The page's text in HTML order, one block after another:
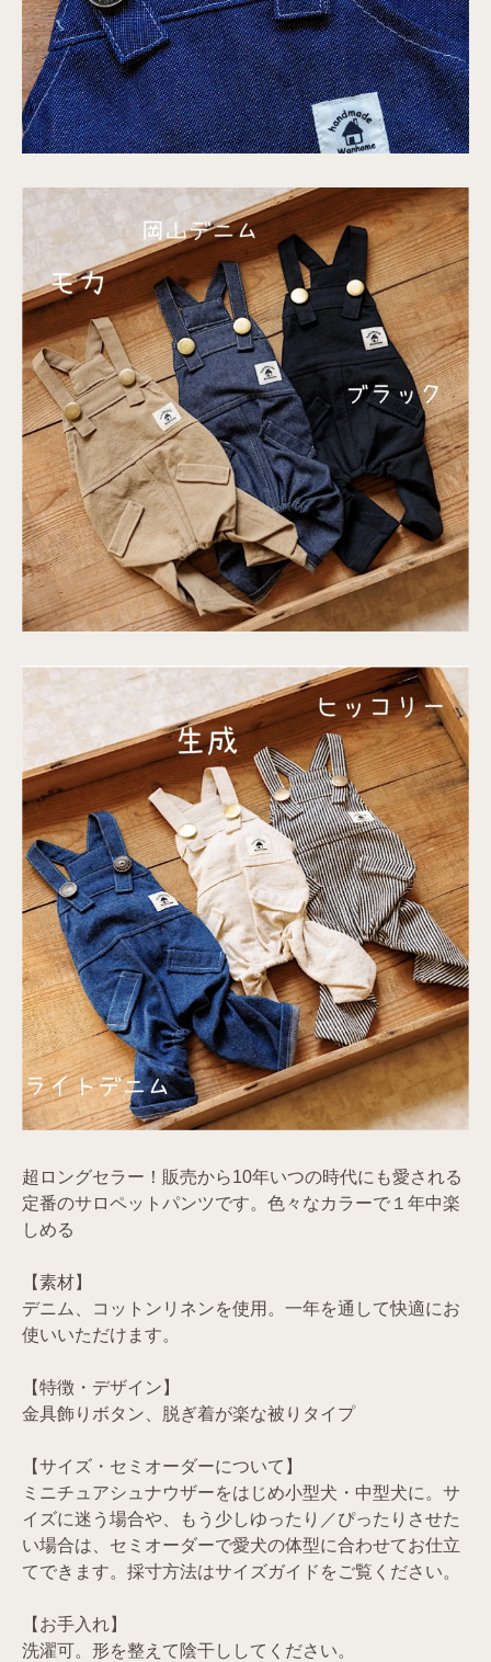
超ロングセラー！販売から10年いつの時代にも愛される
定番のサロペットパンツです。色々なカラーで１年中楽
しめる
【素材】
デニム、コットンリネンを使用。一年を通して快適にお
使いいただけます。
【特徴・デザイン】
金具飾りボタン、脱ぎ着が楽な被りタイプ
【サイズ・セミオーダーについて】
ミニチュアシュナウザーをはじめ小型犬・中型犬に。サ
イズに迷う場合や、もう少しゆったり／ぴったりさせた
い場合は、セミオーダーで愛犬の体型に合わせてお仕立
てできます。採寸方法はサイズガイドをご覧ください。
【お手入れ】
洗濯可。形を整えて陰干ししてください。